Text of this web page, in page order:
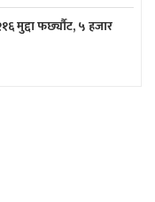
मुद्दा फर्छ्यौट, ५ हजार